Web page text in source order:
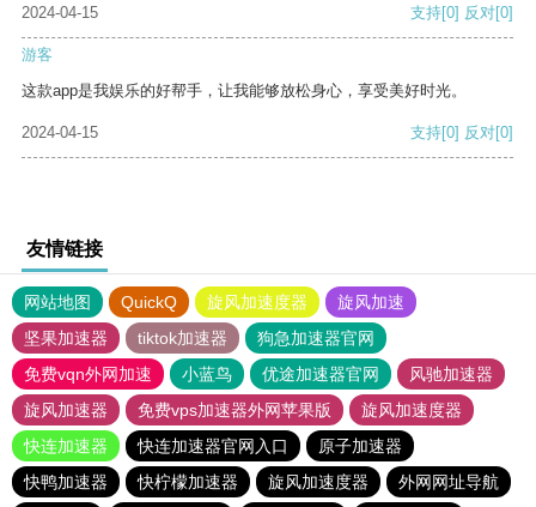
2024-04-15
支持[0] 反对[0]
游客
这款app是我娱乐的好帮手，让我能够放松身心，享受美好时光。
2024-04-15 支持[0] 反对[0]
友情链接
网站地图 QuickQ 旋风加速度器
旋风加速
坚果加速器
tiktok加速器
狗急加速器官网
免费vqn外网加速
小蓝鸟 优途加速器官网
风驰加速器
旋风加速器
免费vps加速器外网苹果版
旋风加速度器
快连加速器
快连加速器官网入口
原子加速器
快鸭加速器
快柠檬加速器 旋风加速度器
外网网址导航